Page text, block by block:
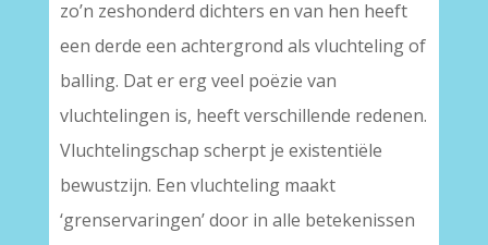
zo’n zeshonderd dichters en van hen heeft
een derde een achtergrond als vluchteling of
balling. Dat er erg veel poëzie van
vluchtelingen is, heeft verschillende redenen.
Vluchtelingschap scherpt je existentiële
bewustzijn. Een vluchteling maakt
‘grenservaringen’ door in alle betekenissen